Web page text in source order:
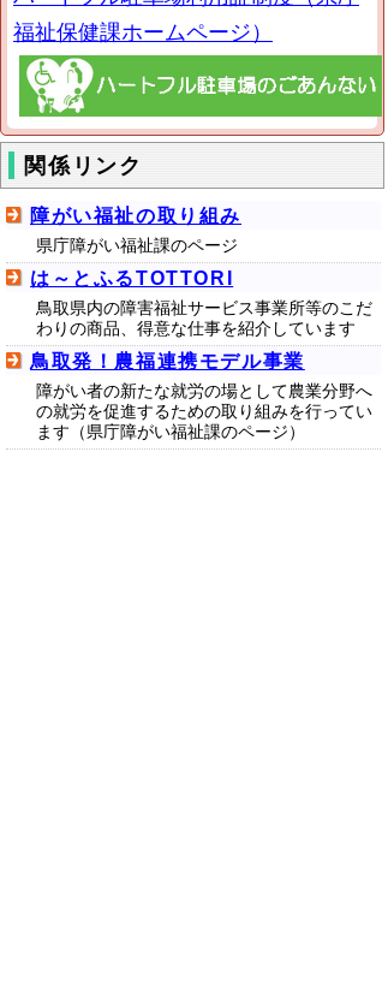
福祉保健課ホームページ）
関係リンク
障がい福祉の取り組み
県庁障がい福祉課のページ
は～とふるTOTTORI
鳥取県内の障害福祉サービス事業所等のこだ
わりの商品、得意な仕事を紹介しています
鳥取発！農福連携モデル事業
障がい者の新たな就労の場として農業分野へ
の就労を促進するための取り組みを行ってい
ます（県庁障がい福祉課のページ）